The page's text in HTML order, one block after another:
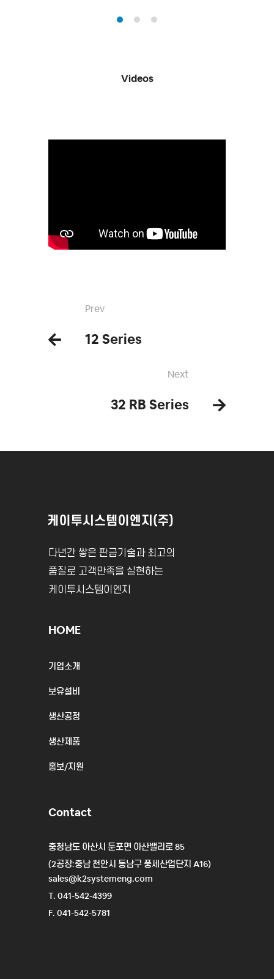
Videos
Prev
12 Series
Next
32 RB Series
다년간 쌓은 판금기술과 최고의
품질로 고객만족을 실현하는
케이투시스템이엔지
HOME
기업소개
보유설비
생산공정
생산제품
홍보/지원
Contact
충청남도 아산시 둔포면 아산밸리로 85
(2공장:충남 천안시 동남구 풍세산업단지 A16)
sales@k2systemeng.com
T. 041-542-4399
F. 041-542-5781